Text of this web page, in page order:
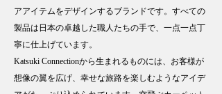
アアイテムをデザインするブランドです。すべての
製品は日本の卓越した職人たちの手で、一点一点丁
寧に仕上げています。
Katsuki Connectionから生まれるものには、お客様が
想像の翼を広げ、幸せな旅路を楽しむようなアイデ